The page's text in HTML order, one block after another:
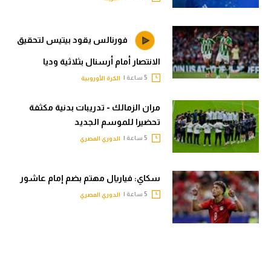
فورنالس يقود بيتيس لتحقيق
الانتصار أمام أرسنال بثلاثية وديا
الكرة الأوروبية
مران الزمالك - تدريبات بدنية مكثفة
تحضيرا للموسم الجديد
الدوري المصري
سكاي: فياريال مهتم بضم إمام عاشور
الدوري المصري